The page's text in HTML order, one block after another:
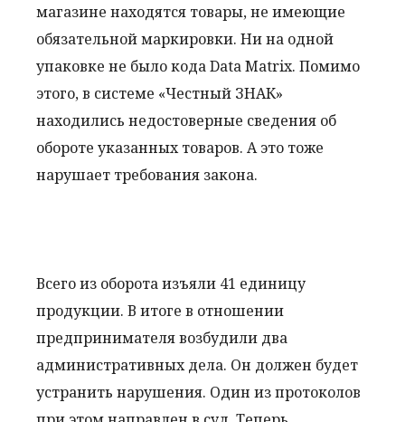
магазине находятся товары, не имеющие
обязательной маркировки. Ни на одной
упаковке не было кода Data Matrix. Помимо
этого, в системе «Честный ЗНАК»
находились недостоверные сведения об
обороте указанных товаров. А это тоже
нарушает требования закона.
Всего из оборота изъяли 41 единицу
продукции. В итоге в отношении
предпринимателя возбудили два
административных дела. Он должен будет
устранить нарушения. Один из протоколов